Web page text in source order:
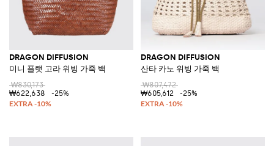
DRAGON DIFFUSION
미니 플랫 고라 위빙 가죽 백
₩830,173
₩622,638
-25%
DRAGON DIFFUSION
산타 카노 위빙 가죽 백
₩807,472
₩605,612
-25%